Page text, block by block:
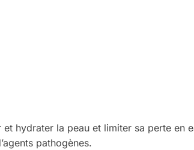
hydrater la peau et limiter sa perte en
pathogènes.